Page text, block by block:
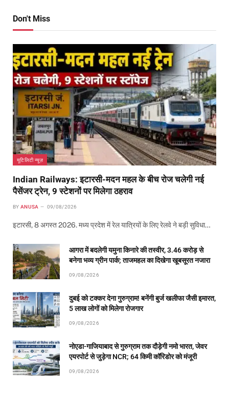
Don't Miss
यूटिलिटी न्यूज़
Indian Railways: इटारसी-मदन महल के बीच रोज चलेगी नई
पैसेंजर ट्रेन, 9 स्टेशनों पर मिलेगा ठहराव
BY ANUSA 09/08/2026
इटारसी, 8 अगस्त 2026. मध्य प्रदेश में रेल यात्रियों के लिए रेलवे ने बड़ी सुविधा…
आगरा में बदलेगी यमुना किनारे की तस्वीर, 3.46 करोड़ से
बनेगा भव्य ग्रीन पार्क; ताजमहल का दिखेगा खूबसूरत नजारा
09/08/2026
दुबई को टक्कर देना गुरुग्राम! बनेंगी बुर्ज खलीफा जैसी इमारत,
5 लाख लोगों को मिलेगा रोजगार
09/08/2026
नोएडा-गाजियाबाद से गुरुग्राम तक दौड़ेगी नमो भारत, जेवर
एयरपोर्ट से जुड़ेगा NCR; 64 किमी कॉरिडोर को मंजूरी
09/08/2026